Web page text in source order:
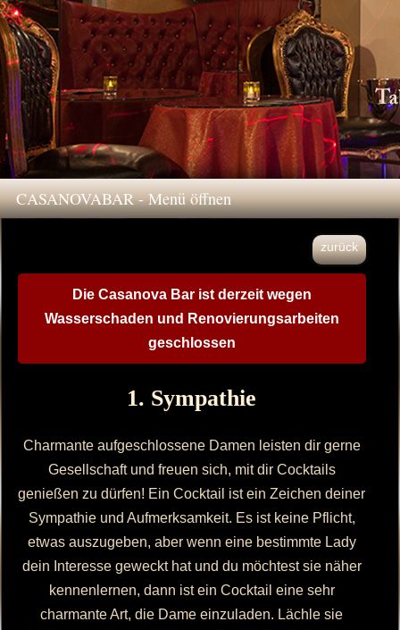
CASANOVABAR - Menü öffnen
zurück
Die Casanova Bar ist derzeit wegen
Wasserschaden und Renovierungsarbeiten
geschlossen
1. Sympathie
Charmante aufgeschlossene Damen leisten dir gerne
Gesellschaft und freuen sich, mit dir Cocktails
genießen zu dürfen! Ein Cocktail ist ein Zeichen deiner
Sympathie und Aufmerksamkeit. Es ist keine Pflicht,
etwas auszugeben, aber wenn eine bestimmte Lady
dein Interesse geweckt hat und du möchtest sie näher
kennenlernen, dann ist ein Cocktail eine sehr
charmante Art, die Dame einzuladen. Lächle sie